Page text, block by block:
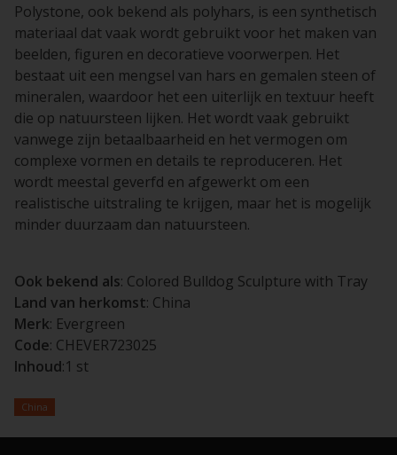
Polystone, ook bekend als polyhars, is een synthetisch
materiaal dat vaak wordt gebruikt voor het maken van
beelden, figuren en decoratieve voorwerpen. Het
bestaat uit een mengsel van hars en gemalen steen of
mineralen, waardoor het een uiterlijk en textuur heeft
die op natuursteen lijken. Het wordt vaak gebruikt
vanwege zijn betaalbaarheid en het vermogen om
complexe vormen en details te reproduceren. Het
wordt meestal geverfd en afgewerkt om een
realistische uitstraling te krijgen, maar het is mogelijk
minder duurzaam dan natuursteen.
Ook bekend als: Colored Bulldog Sculpture with Tray
Land van herkomst: China
Merk: Evergreen
Code: CHEVER723025
Inhoud:1 st
China